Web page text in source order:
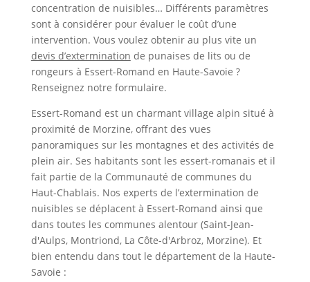
concentration de nuisibles… Différents paramètres
sont à considérer pour évaluer le coût d’une
intervention. Vous voulez obtenir au plus vite un
devis d’extermination de punaises de lits ou de
rongeurs à Essert-Romand en Haute-Savoie ?
Renseignez notre formulaire.
Essert-Romand est un charmant village alpin situé à
proximité de Morzine, offrant des vues
panoramiques sur les montagnes et des activités de
plein air. Ses habitants sont les essert-romanais et il
fait partie de la Communauté de communes du
Haut-Chablais. Nos experts de l’extermination de
nuisibles se déplacent à Essert-Romand ainsi que
dans toutes les communes alentour (Saint-Jean-
d'Aulps, Montriond, La Côte-d'Arbroz, Morzine). Et
bien entendu dans tout le département de la Haute-
Savoie :